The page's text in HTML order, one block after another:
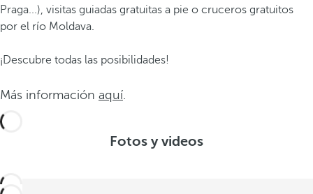
Praga...), visitas guiadas gratuitas a pie o cruceros gratuitos
por el río Moldava.
¡Descubre todas las posibilidades!
Más información aquí.
Fotos y videos